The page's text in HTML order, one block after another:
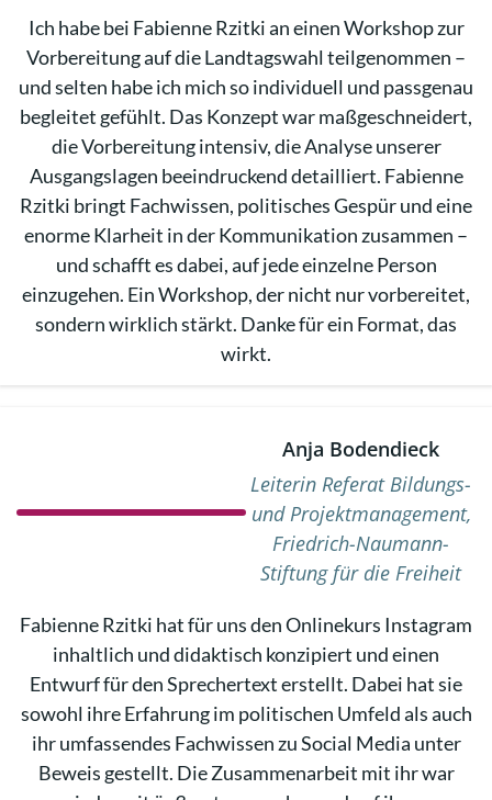
Ich habe bei Fabienne Rzitki an einen Workshop zur
Vorbereitung auf die Landtagswahl teilgenommen –
und selten habe ich mich so individuell und passgenau
begleitet gefühlt. Das Konzept war maßgeschneidert,
die Vorbereitung intensiv, die Analyse unserer
Ausgangslagen beeindruckend detailliert. Fabienne
Rzitki bringt Fachwissen, politisches Gespür und eine
enorme Klarheit in der Kommunikation zusammen –
und schafft es dabei, auf jede einzelne Person
einzugehen. Ein Workshop, der nicht nur vorbereitet,
sondern wirklich stärkt. Danke für ein Format, das
wirkt.
Anja Bodendieck
Leiterin Referat Bildungs-
und Projektmanagement,
Friedrich-Naumann-
Stiftung für die Freiheit
Fabienne Rzitki hat für uns den Onlinekurs Instagram
inhaltlich und didaktisch konzipiert und einen
Entwurf für den Sprechertext erstellt. Dabei hat sie
sowohl ihre Erfahrung im politischen Umfeld als auch
ihr umfassendes Fachwissen zu Social Media unter
Beweis gestellt. Die Zusammenarbeit mit ihr war